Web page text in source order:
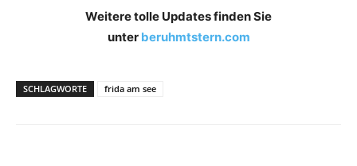
Weitere tolle Updates finden Sie
unter beruhmtstern.com
SCHLAGWORTE frida am see